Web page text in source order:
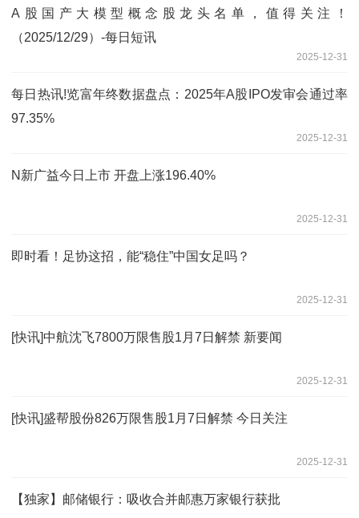
A股国产大模型概念股龙头名单，值得关注！
（2025/12/29）-每日短讯
2025-12-31
每日热讯!览富年终数据盘点：2025年A股IPO发审会通过率
97.35%
2025-12-31
N新广益今日上市 开盘上涨196.40%
2025-12-31
即时看！足协这招，能“稳住”中国女足吗？
2025-12-31
[快讯]中航沈飞7800万限售股1月7日解禁 新要闻
2025-12-31
[快讯]盛帮股份826万限售股1月7日解禁 今日关注
2025-12-31
【独家】邮储银行：吸收合并邮惠万家银行获批